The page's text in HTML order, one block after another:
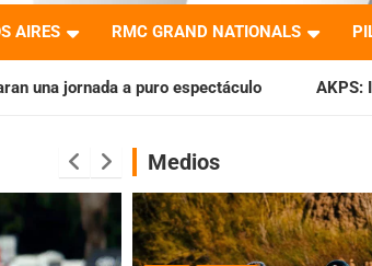
AIRES RMC GRAND NATIONALS
AKPS: Intervino la IGJ y
Medios